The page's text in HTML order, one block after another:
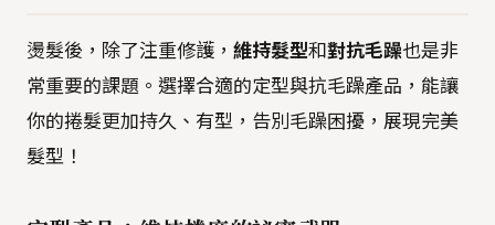
燙髮後，除了注重修護， 維持髮型和對抗毛躁也是非
常重要的課題。選擇合適的定型與抗毛躁產品，能讓
你的捲髮更加持久、有型，告別毛躁困擾，展現完美
髮型！